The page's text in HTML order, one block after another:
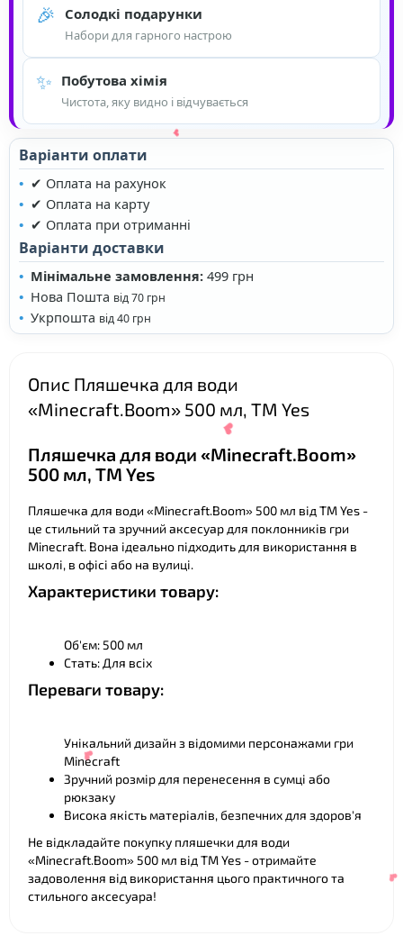
🎉 Солодкі подарунки
Набори для гарного настрою
✨ Побутова хімія
Чистота, яку видно і відчувається
Варіанти оплати
✔ Оплата на рахунок
✔ Оплата на карту
✔ Оплата при отриманні
Варіанти доставки
Мінімальне замовлення: 499 грн
Нова Пошта від 70 грн
Укрпошта від 40 грн
Опис Пляшечка для води
«Minecraft.Boom» 500 мл, ТМ Yes
Пляшечка для води «Minecraft.Boom»
500 мл, ТМ Yes
Пляшечка для води «Minecraft.Boom» 500 мл від ТМ Yes -
це стильний та зручний аксесуар для поклонників гри
Minecraft. Вона ідеально підходить для використання в
школі, в офісі або на вулиці.
Характеристики товару:
Об'єм: 500 мл
Стать: Для всіх
Переваги товару:
Унікальний дизайн з відомими персонажами гри
Minecraft
Зручний розмір для перенесення в сумці або
рюкзаку
Висока якість матеріалів, безпечних для здоров'я
Не відкладайте покупку пляшечки для води
«Minecraft.Boom» 500 мл від ТМ Yes - отримайте
задоволення від використання цього практичного та
стильного аксесуара!